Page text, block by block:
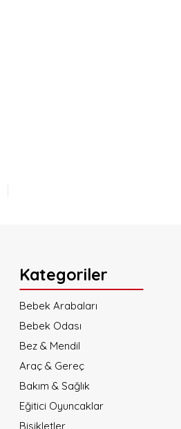
Gönder
Kategoriler
Bebek Arabaları
Bebek Odası
Bez & Mendil
Araç & Gereç
Bakım & Sağlık
Eğitici Oyuncaklar
Bisikletler